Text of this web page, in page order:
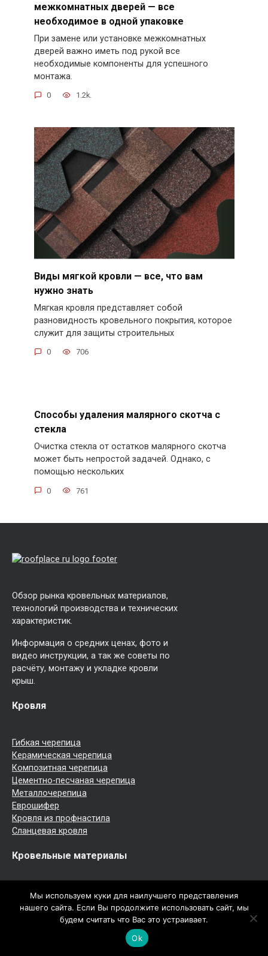
межкомнатных дверей — все
необходимое в одной упаковке
При замене или установке межкомнатных
дверей важно иметь под рукой все
необходимые компоненты для успешного
монтажа.
0 1.2k.
Виды мягкой кровли — все, что вам
нужно знать
Мягкая кровля представляет собой
разновидность кровельного покрытия, которое
служит для защиты строительных
0 706
Способы удаления малярного скотча с
стекла
Очистка стекла от остатков малярного скотча
может быть непростой задачей. Однако, с
помощью нескольких
0 761
Обзор рынка кровельных материалов,
технологий производства и технических
характеристик.
Информация о средних ценах, фото и
видео инструкции, а так же советы по
расчёту, монтажу и укладке кровли
крыш.
Кровля
Гибкая черепица
Керамическая черепица
Композитная черепица
Цементно-песчаная черепица
Металлочерепица
Еврошифер
Кровля из профнастила
Сланцевая кровля
Кровельные материалы
Фальцевая кровля
Шиферная кровля
Кровельное железо
Мы используем куки для наилучшего представления
нашего сайта. Если Вы продолжите использовать сайт, мы
будем считать что Вас это устраивает.
Ok